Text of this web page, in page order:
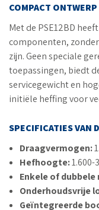
COMPACT
Met de PSE12BD
componenten,
zijn. Geen speciale
toepassingen, biedt
servicegewicht en
initiële heffing voor
SPECIFICATIES VAN
Draagvermogen:
Hefhoogte:1.600-
Enkele of dubbele
Onderhoudsvrije
Geïntegreerde